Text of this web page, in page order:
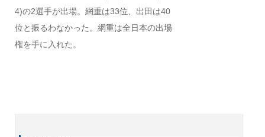
4)の2選手が出場。網重は33位、出田は40
位と振るわなかった。網重は全日本の出場
権を手に入れた。